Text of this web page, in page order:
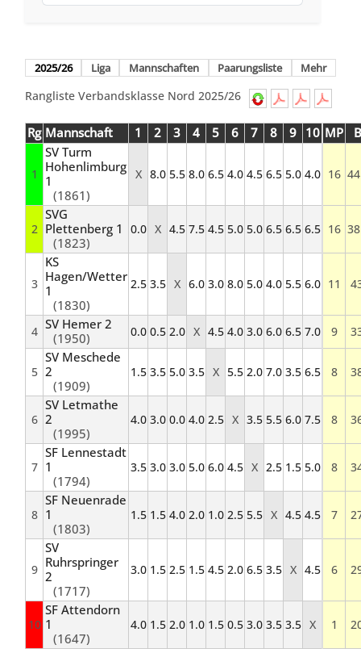
2025/26 Liga Mannschaften Paarungsliste Mehr
Rangliste Verbandsklasse Nord 2025/26
Rg Mannschaft 1 2 3 4 5 6 7 8 9 10 MP
1
SV Turm
Hohenlimburg
1
(1861)
X 8.0 5.5 8.0 6.5 4.0 4.5 6.5 5.0 4.0 16
2
SVG
Plettenberg 1
(1823)
0.0 X 4.5 7.5 4.5 5.0 5.0 6.5 6.5 6.5 16
3
KS
Hagen/Wetter
1
(1830)
2.5 3.5 X 6.0 3.0 8.0 5.0 4.0 5.5 6.0 11
4 SV Hemer 2
(1950)
0.0 0.5 2.0 X 4.5 4.0 3.0 6.0 6.5 7.0 9
5
SV Meschede
2
(1909)
1.5 3.5 5.0 3.5 X 5.5 2.0 7.0 3.5 6.5 8
6
SV Letmathe
2
(1995)
4.0 3.0 0.0 4.0 2.5 X 3.5 5.5 6.0 7.5 8
7
SF Lennestadt
1
(1794)
3.5 3.0 3.0 5.0 6.0 4.5 X 2.5 1.5 5.0 8
8
SF Neuenrade
1
(1803)
1.5 1.5 4.0 2.0 1.0 2.5 5.5 X 4.5 4.5 7
9
SV
Ruhrspringer
2
(1717)
3.0 1.5 2.5 1.5 4.5 2.0 6.5 3.5 X 4.5 6
10
SF Attendorn
1
(1647)
4.0 1.5 2.0 1.0 1.5 0.5 3.0 3.5 3.5 X 1